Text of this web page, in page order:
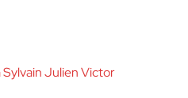
Julien Victor